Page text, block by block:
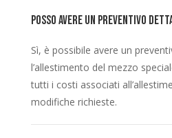
Posso avere un preventivo
Sì, è possibile avere un
l’allestimento del mezzo
tutti i costi associati
modifiche richieste.